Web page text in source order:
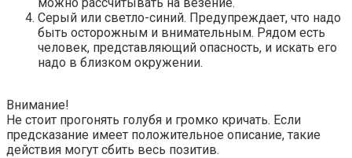
Серый или светло-синий. Предупреждает, что надо
быть осторожным и внимательным. Рядом есть
человек, представляющий опасность, и искать его
надо в близком окружении.
Внимание!
Не стоит прогонять голубя и громко кричать. Если
предсказание имеет положительное описание, такие
действия могут сбить весь позитив.